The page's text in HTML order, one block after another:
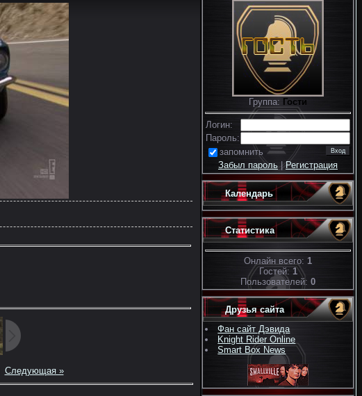
Следующая »
Группа: Гости
Логин:
Пароль:
запомнить
Забыл пароль|Регистрация
Календарь
Статистика
Онлайн всего: 1
Гостей: 1
Пользователей: 0
Друзья сайта
Фан сайт Дэвида
Knight Rider Online
Smart Box News